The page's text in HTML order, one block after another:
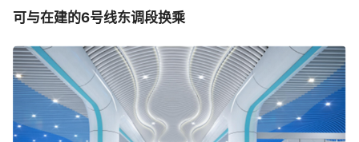
可与在建的6号线东调段换乘